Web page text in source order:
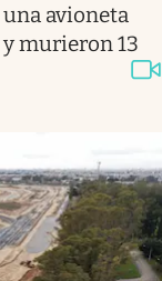
avioneta
murieron 13